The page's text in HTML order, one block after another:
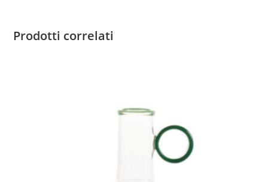
Prodotti correlati